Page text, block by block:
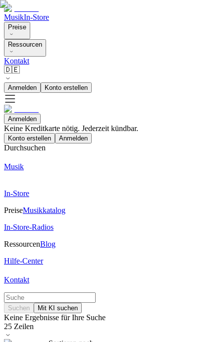
MusikIn-Store
Preise
Ressourcen
Kontakt
🇩🇪
Anmelden Konto erstellen
Anmelden
Keine Kreditkarte nötig. Jederzeit kündbar.
Konto erstellen Anmelden
Durchsuchen
Musik
In-Store
PreiseMusikkatalog
In-Store-Radios
RessourcenBlog
Hilfe-Center
Kontakt
Suchen Mit KI suchen
Keine Ergebnisse für Ihre Suche
25 Zeilen